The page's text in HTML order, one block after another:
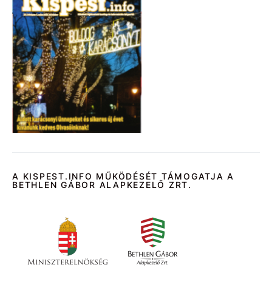
A KISPEST.INFO MŰKÖDÉSÉT TÁMOGATJA A
BETHLEN GÁBOR ALAPKEZELŐ ZRT.